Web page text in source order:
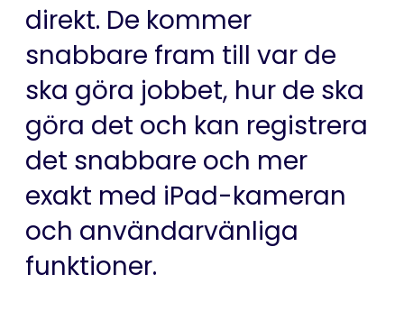
direkt. De kommer
snabbare fram till var de
ska göra jobbet, hur de ska
göra det och kan registrera
det snabbare och mer
exakt med iPad-kameran
och användarvänliga
funktioner.